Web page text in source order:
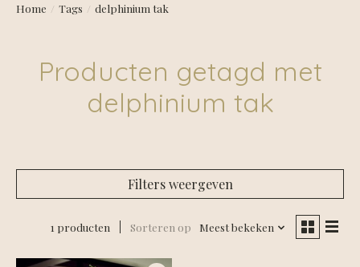
Home / Tags / delphinium tak
Producten getagd met
delphinium tak
Filters weergeven
1 producten Sorteren op Meest bekeken